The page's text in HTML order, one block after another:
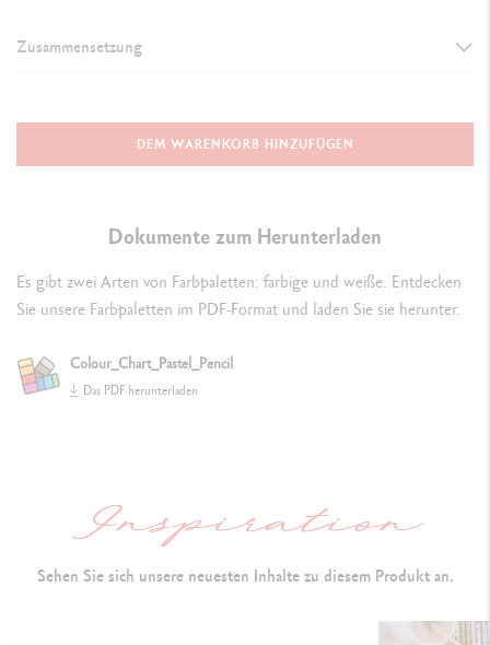
Zusammensetzung
Erstklassiges, FSC™-zertifiziertes Zedernholz,
Cutter
farblose Lackierung
Angabe der Farbnummer
DETAILS DER MINE
Reichhaltige Struktur,
die auf der Unterlage haftet
Außergewöhnliche Lichtbeständigkeit (Standard Blue Wool Scale)
DEM WARENKORB HINZUFÜGEN
Dokumente zum Herunterladen
Es gibt zwei Arten von Farbpaletten: farbige und weiße. Entdecken
Sie unsere Farbpaletten im PDF-Format und laden Sie sie herunter.
Colour_Chart_Pastel_Pencil
Das PDF herunterladen
Sehen Sie sich unsere neuesten Inhalte zu diesem Produkt an.